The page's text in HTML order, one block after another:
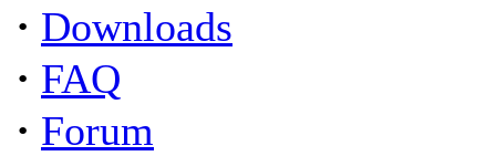
· Downloads
· FAQ
· Forum